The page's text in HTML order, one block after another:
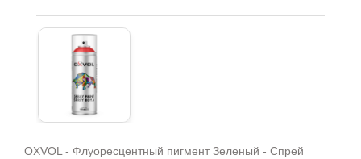
OXVOL - Флуоресцентный пигмент Зеленый - Спрей